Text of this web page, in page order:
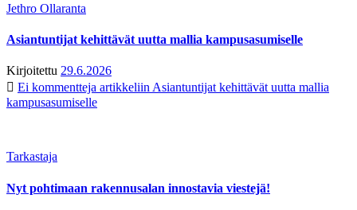
Jethro Ollaranta
Asiantuntijat kehittävät uutta mallia kampusasumiselle
Kirjoitettu 29.6.2026
Ei kommentteja artikkeliin Asiantuntijat kehittävät uutta mallia
kampusasumiselle
Tarkastaja
Nyt pohtimaan rakennusalan innostavia viestejä!